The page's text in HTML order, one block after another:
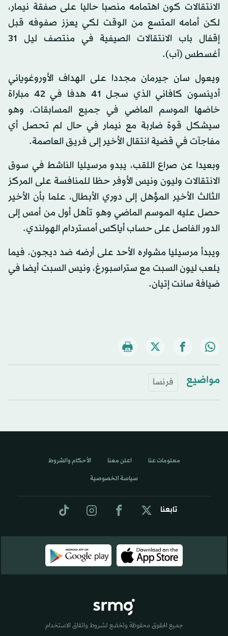
الانتقالات كون اهتمامه منصبا حاليا على صفقة نيمار،
لكن أمامه المتسع من الوقت لكي يعزز صفوفه قبل
إقفال باب الانتقالات الصيفية في منتصف ليل 31
أغسطس (آب).
ويعول سان جيرمان مجددا على الهداف الأوروغوياني
أدينسون كافاني الذي سجل 41 هدفا في 42 مباراة
خاضها الموسم الماضي في جميع المسابقات، وهو
سيشكل قوة ضاربة مع نيمار في حال لم تحصل أي
مفاجآت في قضية انتقال الأخير إلى فريق العاصمة.
وبعيدا عن صراع اللقب، يبدو مرسيليا الناشط في سوق
الانتقالات وليون ونيس الأوفر حظا للمنافسة على المركز
الثالث الأخير المؤهل إلى دوري الأبطال، علما بأن الأخير
حصل عليه الموسم الماضي وهو تأهل أول من أمس إلى
الدور الفاصل على حساب أياكس أمستردام الهولندي.
ويبدأ مرسيليا مشواره الأحد على أرضه ضد ديجون، فيما
يلعب ليون السبت مع ستراسبورغ، ونيس السبت أيضا في
ضيافة سانت إتيان.
مواضيع فرنسا
تابعنا
معلومات عنا اعلن معنا الأحكام والشروط
سياسة الخصوصية
جميع الحقوق محفوظة وتخضع لشروط واتفاق الاستخدام